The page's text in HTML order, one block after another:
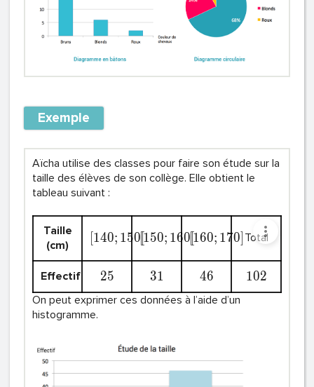
Exemple
Aïcha utilise des classes pour faire son étude sur la
taille des élèves de son collège. Elle obtient le
tableau suivant :
Taille
(cm)
140; 150 [
[ 150; 160 [
[ 160; 170 Total
Effectif 25 31 46 102
On peut exprimer ces données à l’aide d’un
histogramme.